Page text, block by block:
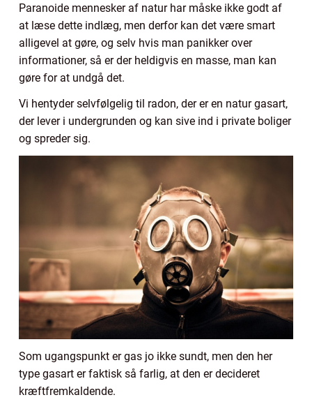
Paranoide mennesker af natur har måske ikke godt af
at læse dette indlæg, men derfor kan det være smart
alligevel at gøre, og selv hvis man panikker over
informationer, så er der heldigvis en masse, man kan
gøre for at undgå det.
Vi hentyder selvfølgelig til radon, der er en natur gasart,
der lever i undergrunden og kan sive ind i private boliger
og spreder sig.
Som ugangspunkt er gas jo ikke sundt, men den her
type gasart er faktisk så farlig, at den er decideret
kræftfremkaldende.